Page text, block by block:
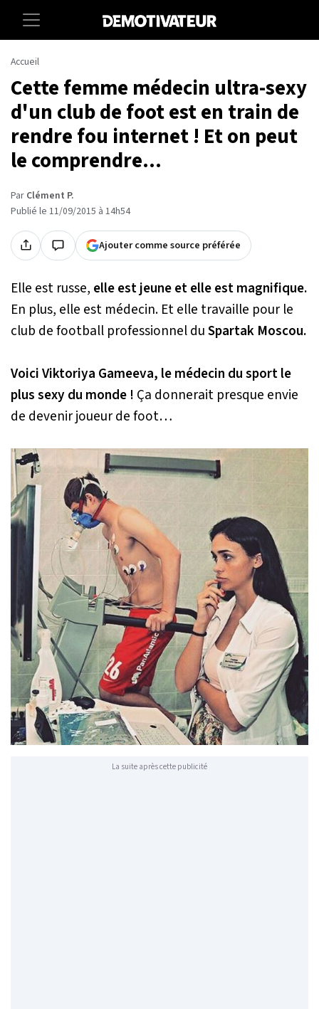
Accueil
Cette femme médecin ultra-sexy
d'un club de foot est en train de
rendre fou internet ! Et on peut
le comprendre...
Par Clément P.
Publié le 11/09/2015 à 14h54
Ajouter comme source préférée
Elle est russe, elle est jeune et elle est magnifique.
En plus, elle est médecin. Et elle travaille pour le
club de football professionnel duSpartak Moscou.
Voici Viktoriya Gameeva, le médecin du sport le
plus sexy du monde ! Ça donnerait presque envie
de devenir joueur de foot…
La suite après cette publicité